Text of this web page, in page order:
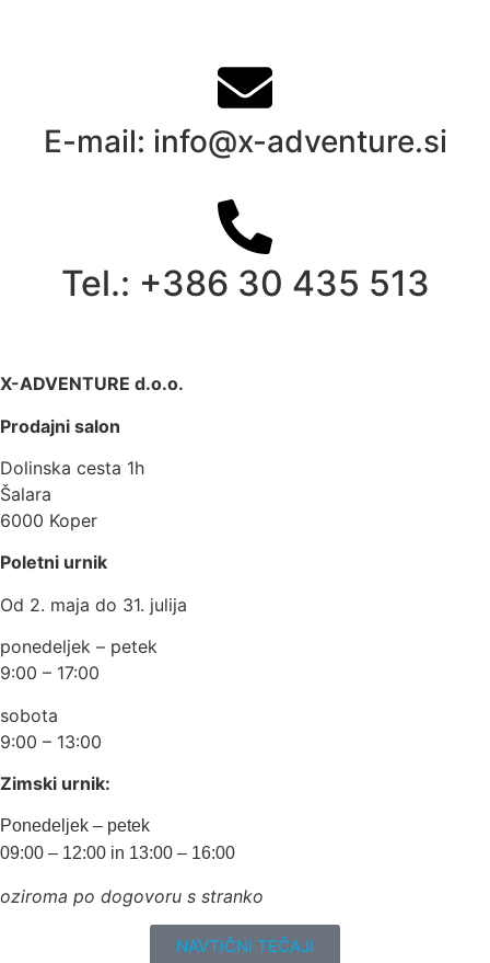
E-mail: info@x-adventure.si
Tel.: +386 30 435 513
X-ADVENTURE d.o.o.
Prodajni salon
Dolinska cesta 1h
Šalara
6000 Koper
Poletni urnik
Od 2. maja do 31. julija
ponedeljek – petek
9:00 – 17:00
sobota
9:00 – 13:00
Zimski urnik:
Ponedeljek – petek
09:00 – 12:00 in 13:00 – 16:00
oziroma po dogovoru s stranko
NAVTIČNI TEČAJI